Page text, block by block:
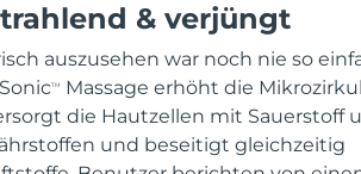
& verjüngt
auszusehen war noch nie so
TM
Massage erhöht die
die Hautzellen mit Sauerstoff
und beseitigt gleichzeitig